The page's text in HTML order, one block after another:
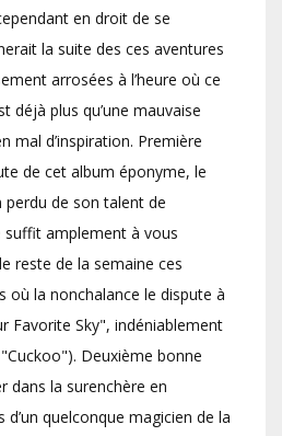
en droit de se
la suite des ces aventures
arrosées à l’heure où ce
déjà plus qu’une mauvaise
mal d’inspiration. Première
de cet album éponyme, le
perdu de son talent de
amplement à vous
reste de la semaine ces
où la nonchalance le dispute à
Favorite Sky", indéniablement
Deuxième bonne
dans la surenchère en
d’un quelconque magicien de la